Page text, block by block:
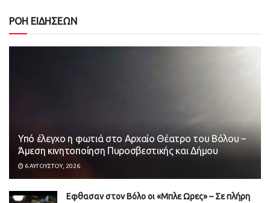
ΡΟΗ ΕΙΔΗΣΕΩΝ
Υπό έλεγχο η φωτιά στο Αρχαίο Θέατρο του Βόλου –
Άμεση κινητοποίηση Πυροσβεστικής και Δήμου
6 ΑΥΓΟΎΣΤΟΥ, 2026
Εφθασαν στον Βόλο οι «Μπλε Ωρες» – Σε πλήρη